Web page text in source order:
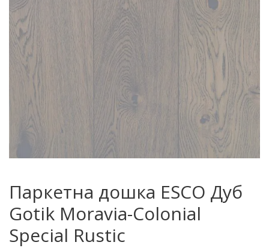
Паркетна дошка ESCO Дуб
Gotik Moravia-Colonial
Special Rustic